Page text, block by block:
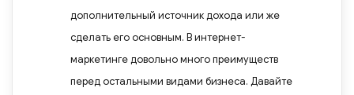
k
ni
ki
и
дополнительный источник дохода или же
сделать его основным. В интернет-
маркетинге довольно много преимуществ
перед остальными видами бизнеса. Давайте